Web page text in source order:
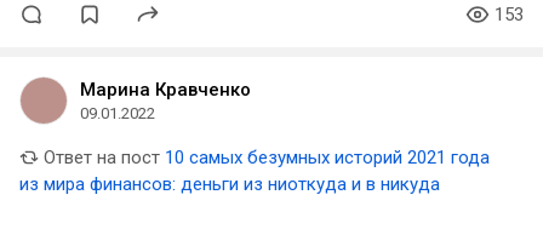
153
Марина Кравченко
09.01.2022
Ответ на пост 10 самых безумных историй 2021 года
из мира финансов: деньги из ниоткуда и в никуда